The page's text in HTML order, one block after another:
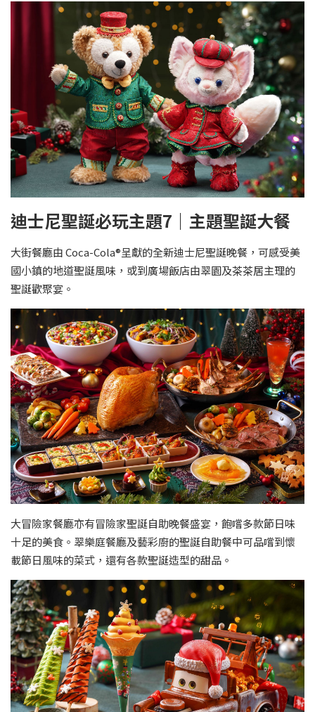
迪士尼聖誕必玩主題7｜主題聖誕大餐
大街餐廳由 Coca-Cola®呈獻的全新迪士尼聖誕晚餐，可感受美
國小鎮的地道聖誕風味，或到廣場飯店由翠園及茶茶居主理的
聖誕歡聚宴。
大冒險家餐廳亦有冒險家聖誕自助晚餐盛宴，飽嚐多款節日味
十足的美食。翠樂庭餐廳及藝彩廚的聖誕自助餐中可品嚐到懷
載節日風味的菜式，還有各款聖誕造型的甜品。